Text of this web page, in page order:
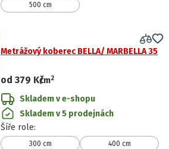
500 cm
Metrážový koberec BELLA/ MARBELLA 35
od 379 Kč
/m2
Skladem v e-shopu
Skladem v 5 prodejnách
Šíře role:
300 cm
400 cm